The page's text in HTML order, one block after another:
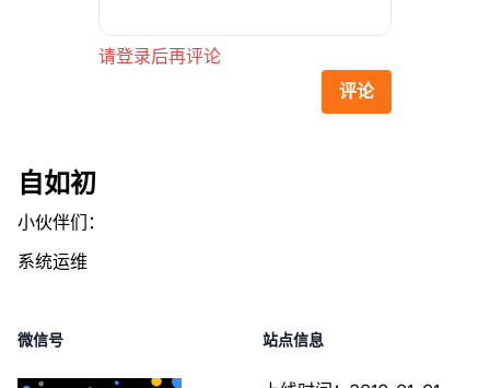
请登录后再评论
评论
自如初
小伙伴们：
系统运维
微信号 站点信息